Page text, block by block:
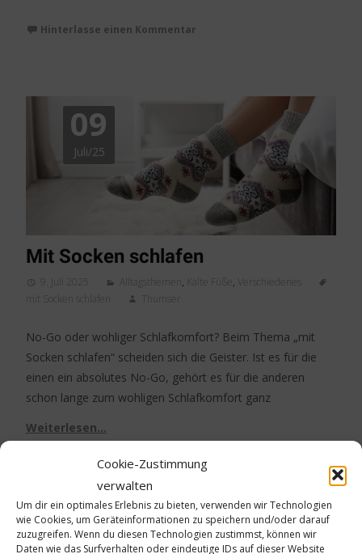
Cookie-Zustimmung
verwalten
Um dir ein optimales Erlebnis zu bieten, verwenden wir Technologien
wie Cookies, um Geräteinformationen zu speichern und/oder darauf
zuzugreifen. Wenn du diesen Technologien zustimmst, können wir
Daten wie das Surfverhalten oder eindeutige IDs auf dieser Website
Hinterlasse einen Kommentar
09
Juli/25
Mit Socken schlafen
9. Juli 2025 Alltagsthemen , Kalte Füße , Verschiedenes
mit Socken schlafen
Thumser
No-Go oder wohliger Schlafkomfort? Beim Thema „mit
Socken schlafen“ scheiden sich die Geister. Ist es für die
einen ein absolutes No-Go, gehört es für die anderen
schon lange zum wohligen Schlafkomfort ganz
Weiterlesen…
28